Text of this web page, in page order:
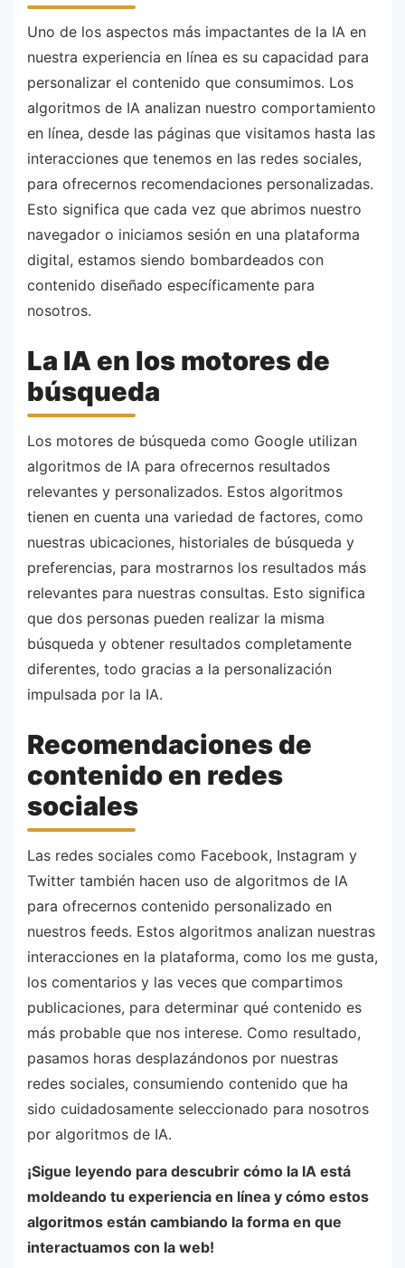
Uno de los aspectos más impactantes de la IA en
nuestra experiencia en línea es su capacidad para
personalizar el contenido que consumimos. Los
algoritmos de IA analizan nuestro comportamiento
en línea, desde las páginas que visitamos hasta las
interacciones que tenemos en las redes sociales,
para ofrecernos recomendaciones personalizadas.
Esto significa que cada vez que abrimos nuestro
navegador o iniciamos sesión en una plataforma
digital, estamos siendo bombardeados con
contenido diseñado específicamente para
nosotros.
La IA en los motores de
búsqueda
Los motores de búsqueda como Google utilizan
algoritmos de IA para ofrecernos resultados
relevantes y personalizados. Estos algoritmos
tienen en cuenta una variedad de factores, como
nuestras ubicaciones, historiales de búsqueda y
preferencias, para mostrarnos los resultados más
relevantes para nuestras consultas. Esto significa
que dos personas pueden realizar la misma
búsqueda y obtener resultados completamente
diferentes, todo gracias a la personalización
impulsada por la IA.
Recomendaciones de
contenido en redes
sociales
Las redes sociales como Facebook, Instagram y
Twitter también hacen uso de algoritmos de IA
para ofrecernos contenido personalizado en
nuestros feeds. Estos algoritmos analizan nuestras
interacciones en la plataforma, como los me gusta,
los comentarios y las veces que compartimos
publicaciones, para determinar qué contenido es
más probable que nos interese. Como resultado,
pasamos horas desplazándonos por nuestras
redes sociales, consumiendo contenido que ha
sido cuidadosamente seleccionado para nosotros
por algoritmos de IA.
¡Sigue leyendo para descubrir cómo la IA está
moldeando tu experiencia en línea y cómo estos
algoritmos están cambiando la forma en que
interactuamos con la web!